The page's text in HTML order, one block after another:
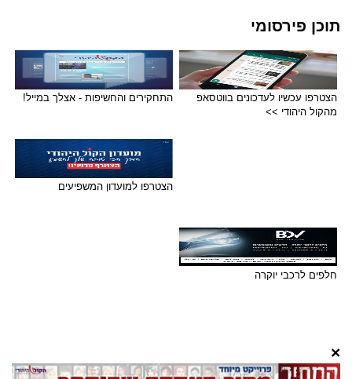
תוכן פירסומי
הצטרפו עכשיו לעדכונים בווטסאפ
מהקול היהודי >>
התחקירים והחשיפות - אצלך במייל!
הצטרפו למועדון המשפיעים
חלפים לרכבי יוקרה
×